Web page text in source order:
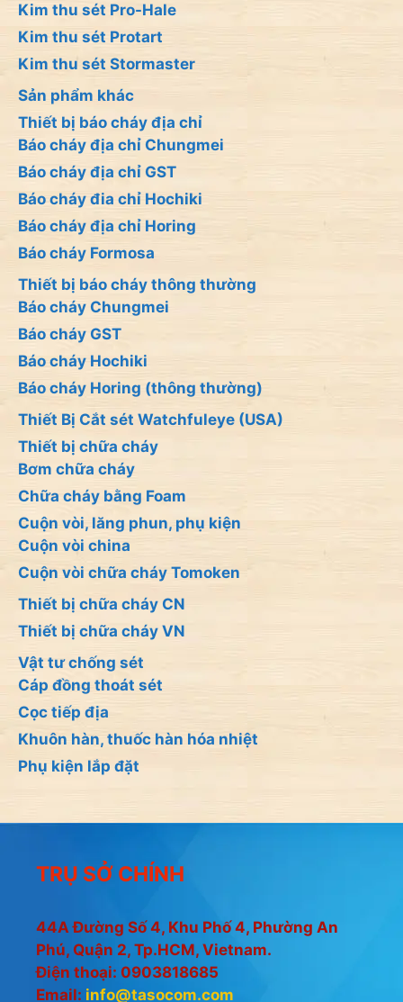
Kim thu sét Pro-Hale
Kim thu sét Protart
Kim thu sét Stormaster
Sản phẩm khác
Thiết bị báo cháy địa chỉ
Báo cháy địa chỉ Chungmei
Báo cháy địa chỉ GST
Báo cháy đia chỉ Hochiki
Báo cháy địa chỉ Horing
Báo cháy Formosa
Thiết bị báo cháy thông thường
Báo cháy Chungmei
Báo cháy GST
Báo cháy Hochiki
Báo cháy Horing (thông thường)
Thiết Bị Cắt sét Watchfuleye (USA)
Thiết bị chữa cháy
Bơm chữa cháy
Chữa cháy bằng Foam
Cuộn vòi, lăng phun, phụ kiện
Cuộn vòi china
Cuộn vòi chữa cháy Tomoken
Thiết bị chữa cháy CN
Thiết bị chữa cháy VN
Vật tư chống sét
Cáp đồng thoát sét
Cọc tiếp địa
Khuôn hàn, thuốc hàn hóa nhiệt
Phụ kiện lắp đặt
TRỤ SỞ CHÍNH
44A Đường Số 4, Khu Phố 4, Phường An
Phú, Quận 2, Tp.HCM, Vietnam.
Điện thoại: 0903818685
Email: info@tasocom.com